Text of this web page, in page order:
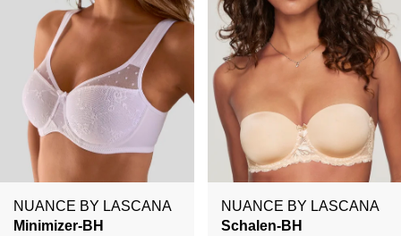
NUANCE BY LASCANA
Minimizer-BH
NUANCE BY LASCANA
Schalen-BH